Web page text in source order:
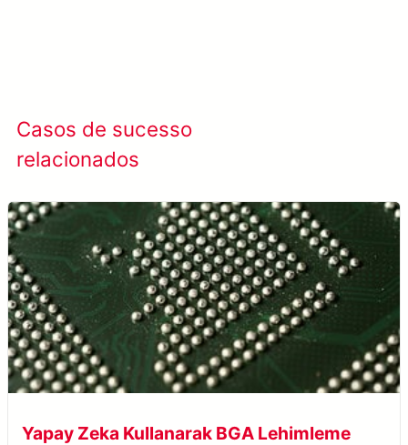
Casos de sucesso
relacionados
Yapay Zeka Kullanarak BGA Lehimleme